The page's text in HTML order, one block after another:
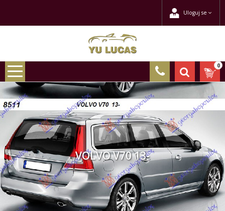
Uloguj se
0
VOLVO V70 13-